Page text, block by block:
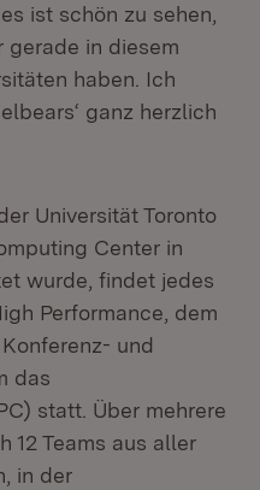
ist schön zu sehen,
gerade in diesem
haben. Ich
ganz herzlich
Universität Toronto
Center in
wurde, findet jedes
Performance, dem
und
das
statt. Über mehrere
12 Teams aus aller
in der